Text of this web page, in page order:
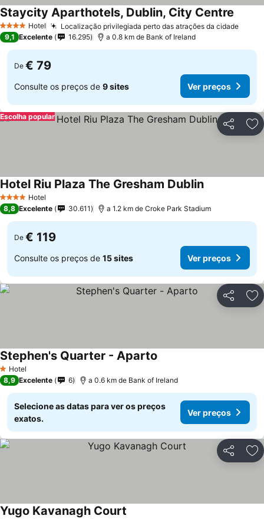
4 EstrelasHotel Localização privilegiada perto das atrações da cidade
Staycity Aparthotels, Dublin, City Centre
9,1 Excelente 16.295 a 0.8 km de Bank of Ireland
De € 79
Consulte os preços de 9 sites Ver preços
Partilhar
Escolha popular
4 EstrelasHotel
Hotel Riu Plaza The Gresham Dublin
8,8 Excelente 30.611 a 1.2 km de Croke Park Stadium
De € 119
Consulte os preços de 15 sites Ver preços
Partilhar
1 Estrelas
Hotel
Stephen's Quarter - Aparto
8,9 Excelente 6 a 0.6 km de Bank of Ireland
Selecione as datas para ver os preços
exatos.
Ver preços
Partilhar
Yugo Kavanagh Court